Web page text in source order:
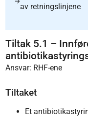
av retningslinjene
Tiltak 5.1 –
Ansvar: RHF-ene
Tiltaket
Et